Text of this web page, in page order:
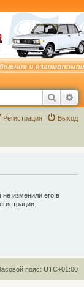
Поиск
Выход
Регистрация
изменили его в
пояс: UTC+01:00